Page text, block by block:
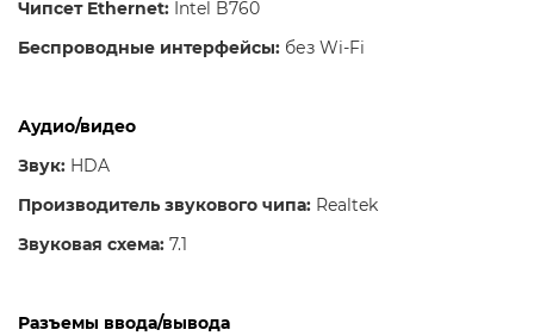
Чипсет Ethernet: Intel B760
Беспроводные интерфейсы: без Wi-Fi
Аудио/видео
Звук: HDA
Производитель звукового чипа: Realtek
Звуковая схема: 7.1
Разъемы ввода/вывода